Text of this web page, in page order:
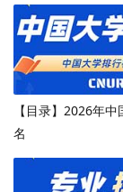
【目录】2026年
名